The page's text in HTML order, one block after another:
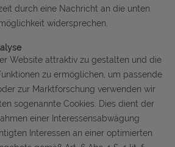
durch eine Nachricht an die unten
widersprechen.
Website attraktiv zu gestalten und die
zu ermöglichen, um passende
zur Marktforschung verwenden wir
sogenannte Cookies. Dies dient der
einer Interessensabwägung
Interessen an einer optimierten